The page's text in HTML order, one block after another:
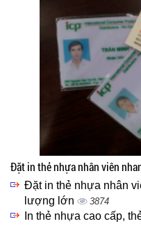
Đặt in thẻ nhựa nhân viên
Đặt in thẻ nhựa nhân
lượng lớn
3874
In thẻ nhựa cao cấp,